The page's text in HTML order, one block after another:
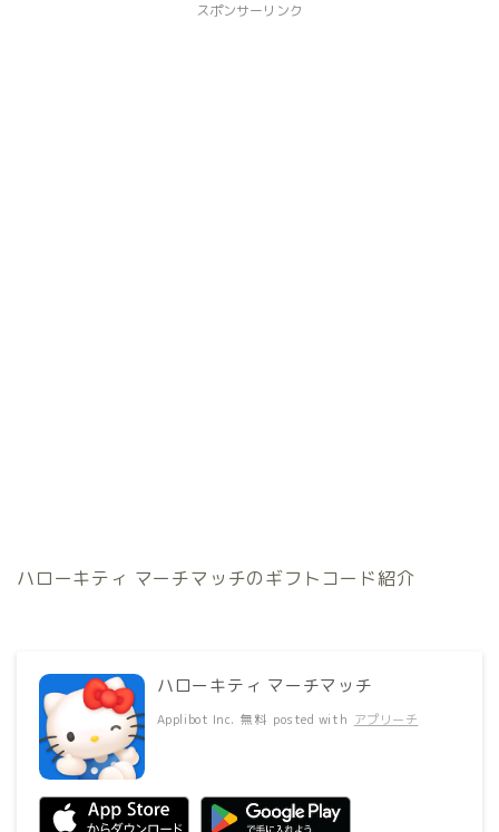
スポンサーリンク
ハローキティ マーチマッチのギフトコード紹介
ハローキティ マーチマッチ
Applibot Inc. 無料 posted with アプリーチ